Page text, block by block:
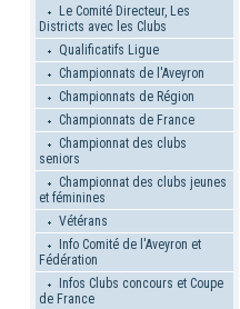
Le Comité Directeur, Les
Districts avec les Clubs
Qualificatifs Ligue
Championnats de l'Aveyron
Championnats de Région
Championnats de France
Championnat des clubs
seniors
Championnat des clubs jeunes
et féminines
Vétérans
Info Comité de l'Aveyron et
Fédération
Infos Clubs concours et Coupe
de France